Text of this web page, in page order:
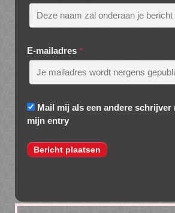
E-mailadres *
Mail mij als een andere schrijver
mijn entry